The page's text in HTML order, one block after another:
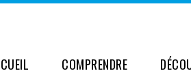
COMPRENDRE